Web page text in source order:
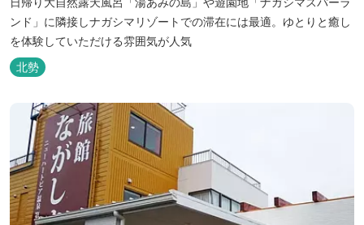
ンド」に隣接しナガシマリゾートでの滞在には最適。ゆとりと癒し
を体験していただける雰囲気が人気
北勢